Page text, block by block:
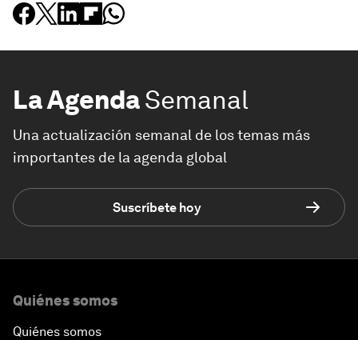
La AgendaSemanal
Una actualización semanal de los temas más
importantes de la agenda global
Suscríbete hoy
Quiénes somos
Quiénes somos